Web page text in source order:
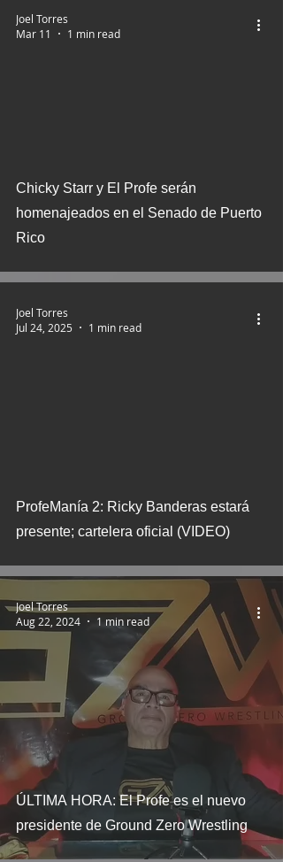
Chicky Starr y El Profe serán
homenajeados en el Senado de Puerto
Rico
Joel Torres
Mar 11
1 min read
ProfeManía 2: Ricky Banderas estará
presente; cartelera oficial (VIDEO)
Joel Torres
Jul 24, 2025
1 min read
ÚLTIMA HORA: El Profe es el nuevo
presidente de Ground Zero Wrestling
Joel Torres
Aug 22, 2024
1 min read